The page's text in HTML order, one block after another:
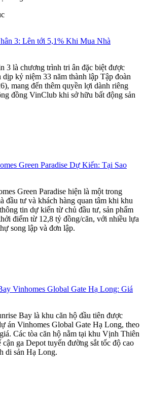
3: Lên tới 5,1% Khi Mua Nhà
3 là chương trình tri ân đặc biệt được
kỷ niệm 33 năm thành lập Tập đoàn
mang đến thêm quyền lợi dành riêng
đồng VinClub khi sở hữu bất động sản
Green Paradise Dự Kiến: Tại Sao
Green Paradise hiện là một trong
đầu tư và khách hàng quan tâm khi khu
tin dự kiến từ chủ đầu tư, sản phẩm
điểm từ 12,8 tỷ đồng/căn, với nhiều lựa
song lập và đơn lập.
Vinhomes Global Gate Hạ Long: Giá
Bay là khu căn hộ đầu tiên được
án Vinhomes Global Gate Hạ Long, theo
Các tòa căn hộ nằm tại khu Vịnh Thiên
ga Depot tuyến đường sắt tốc độ cao
di sản Hạ Long.